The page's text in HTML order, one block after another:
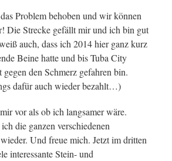
Problem behoben und wir können
Die Strecke gefällt mir und ich bin gut
auch, dass ich 2014 hier ganz kurz
Beine hatte und bis Tuba City
den Schmerz gefahren bin.
dafür auch wieder bezahlt…)
vor als ob ich langsamer wäre.
die ganzen verschiedenen
Und freue mich. Jetzt im dritten
interessante Stein- und